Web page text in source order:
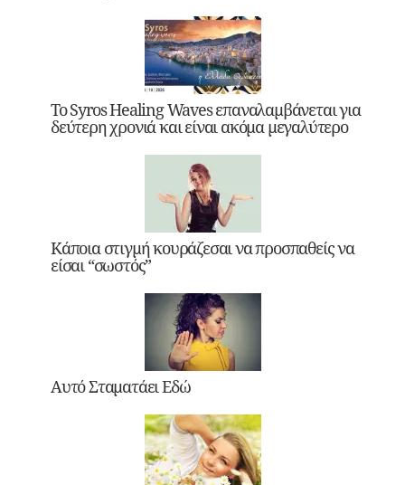
Το Syros Healing Waves επαναλαμβάνεται για
δεύτερη χρονιά και είναι ακόμα μεγαλύτερο
Κάποια στιγμή κουράζεσαι να προσπαθείς να
είσαι “σωστός”
Αυτό Σταματάει Εδώ